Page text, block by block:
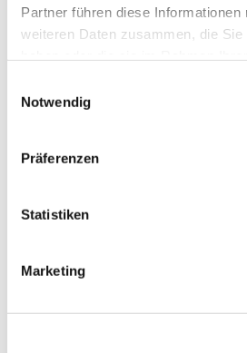
Partner führen diese
weiteren Daten zusammen, die Sie
Notwendig
Präferenzen
Statistiken
Marketing